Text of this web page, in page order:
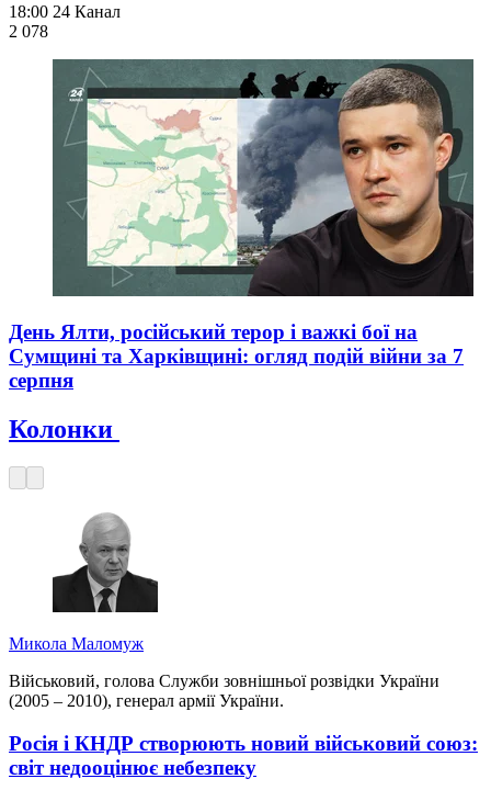
18:00 24 Канал
2 078
День Ялти, російський терор і важкі бої на
Сумщині та Харківщині: огляд подій війни за 7
серпня
Колонки
Микола Маломуж
Військовий, голова Служби зовнішньої розвідки України
(2005 – 2010), генерал армії України.
Росія і КНДР створюють новий військовий союз:
світ недооцінює небезпеку